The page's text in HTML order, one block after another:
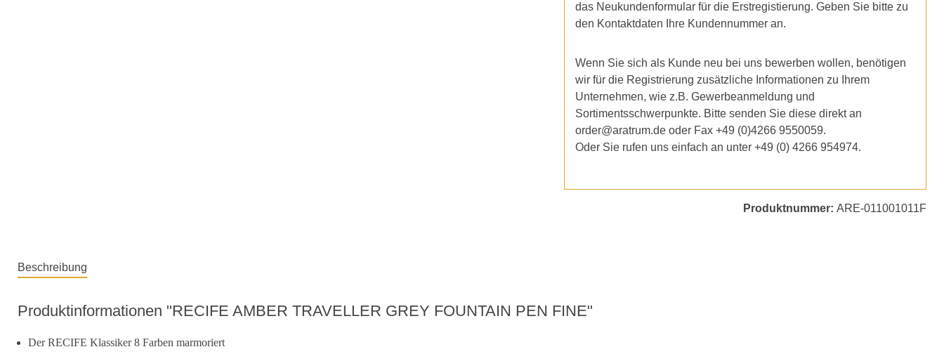
das Neukundenformular für die Erstregistierung. Geben Sie bitte zu
den Kontaktdaten Ihre Kundennummer an.
Wenn Sie sich als Kunde neu bei uns bewerben wollen, benötigen
wir für die Registrierung zusätzliche Informationen zu Ihrem
Unternehmen, wie z.B. Gewerbeanmeldung und
Sortimentsschwerpunkte. Bitte senden Sie diese direkt an
order@aratrum.de oder Fax +49 (0)4266 9550059.
Oder Sie rufen uns einfach an unter +49 (0) 4266 954974.
Produktnummer: ARE-011001011F
Beschreibung
Produktinformationen "RECIFE AMBER TRAVELLER GREY FOUNTAIN PEN FINE"
Der RECIFE Klassiker 8 Farben marmoriert